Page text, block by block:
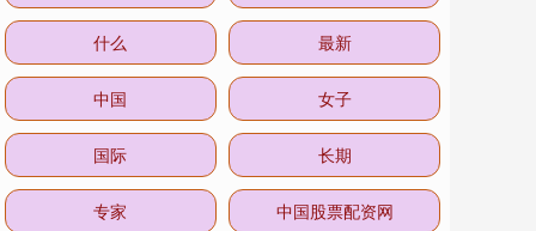
什么 最新
中国 女子
国际 长期
专家 中国股票配资网